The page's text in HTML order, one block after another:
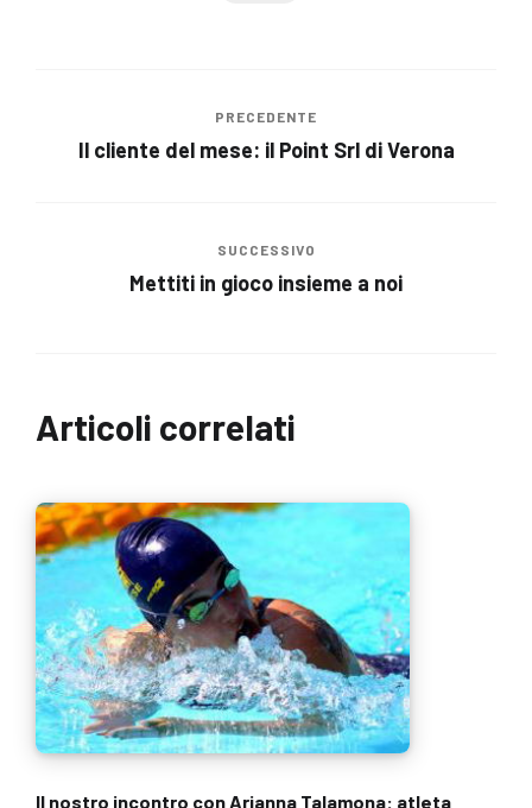
PRECEDENTE
Il cliente del mese: il Point Srl di Verona
SUCCESSIVO
Mettiti in gioco insieme a noi
Articoli correlati
Il nostro incontro con Arianna Talamona: atleta